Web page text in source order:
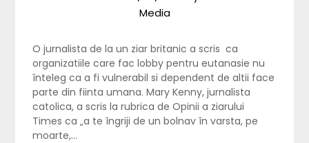
Media
O jurnalista de la un ziar britanic a scris ca
organizatiile care fac lobby pentru eutanasie nu
înteleg ca a fi vulnerabil si dependent de altii face
parte din fiinta umana. Mary Kenny, jurnalista
catolica, a scris la rubrica de Opinii a ziarului
Times ca „a te îngriji de un bolnav în varsta, pe
moarte,…